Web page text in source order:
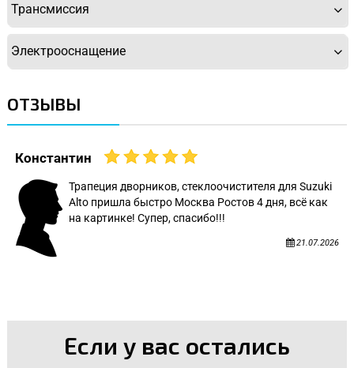
Трансмиссия
Электрооснащение
ОТЗЫВЫ
Константин
Трапеция дворников, стеклоочистителя для Suzuki
Alto пришла быстро Москва Ростов 4 дня, всё как
на картинке! Супер, спасибо!!!
21.07.2026
Если у вас остались